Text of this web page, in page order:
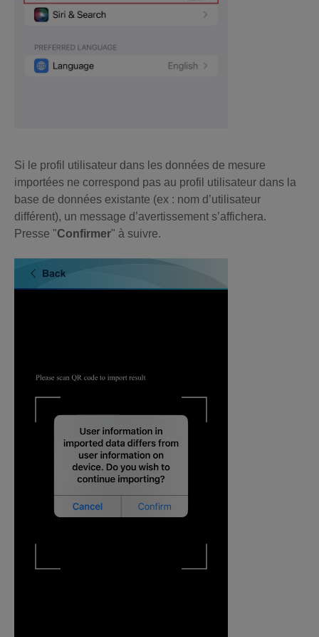
Si le profil utilisateur dans les données de mesure
importées ne correspond pas au profil utilisateur dans la
base de données existante (ex : nom d’utilisateur
différent), un message d’avertissement s’affichera.
Presse "Confirmer" à suivre.